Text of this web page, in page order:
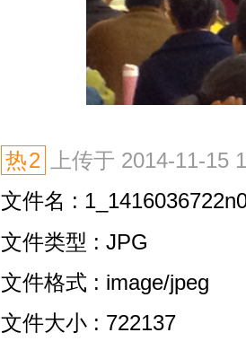
热2
上传于 2014-11-15
文件名 :
文件类型 : JPG
文件格式 : image/jpeg
文件大小 : 722137